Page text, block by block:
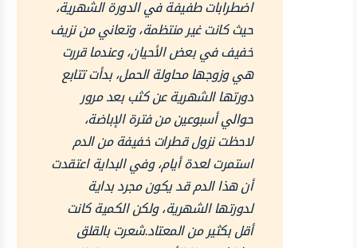
اضطرابات طفيفة في الدورة الشهرية،
حيث كانت غير منتظمة، وتعاني من نزيف
خفيف في بعض الأحيان، وعندما قررت
هي وزوجها محاولة الحمل، بدأت تتابع
دورتها الشهرية عن كثب بعد مرور
حوالي أسبوعين من فترة الإباضة،
لاحظت نزول قطرات خفيفة من الدم
استمرت لعدة أيام، وفي البداية اعتقدت
أن هذا الدم قد يكون مجرد بداية
لدورتها الشهرية، ولكن الكمية كانت
أقل بكثير من المعتاد.شعرت بالقلق